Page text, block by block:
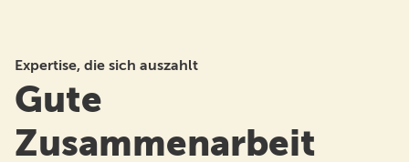
Expertise, die sich auszahlt
Gute
Zusammenarbeit